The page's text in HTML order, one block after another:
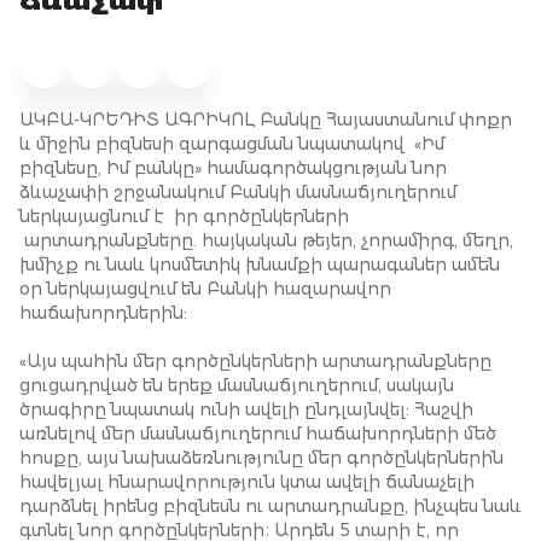
ԱԿԲԱ-ԿՐԵԴԻՏ ԱԳՐԻԿՈԼ Բանկը Հայաստանում փոքր
և միջին բիզնեսի զարգացման նպատակով «Իմ
բիզնեսը, Իմ բանկը» համագործակցության նոր
ձևաչափի շրջանակում Բանկի մասնաճյուղերում
ներկայացնում է իր գործընկերների
արտադրանքները. հայկական թեյեր, չորամիրգ, մեղր,
խմիչք ու նաև կոսմետիկ խնամքի պարագաներ ամեն
օր ներկայացվում են Բանկի հազարավոր
հաճախորդներին:
«Այս պահին մեր գործընկերների արտադրանքները
ցուցադրված են երեք մասնաճյուղերում, սակայն
ծրագիրը նպատակ ունի ավելի ընդլայնվել: Հաշվի
առնելով մեր մասնաճյուղերում հաճախորդների մեծ
հոսքը, այս նախաձեռնությունը մեր գործընկերներին
հավելյալ հնարավորություն կտա ավելի ճանաչելի
դարձնել իրենց բիզնեսն ու արտադրանքը, ինչպես նաև
գտնել նոր գործընկերների։ Արդեն 5 տարի է, որ